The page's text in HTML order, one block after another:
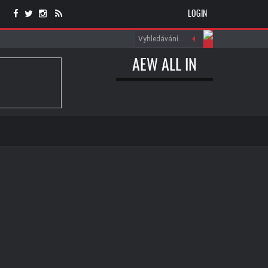
LOGIN
AEW ALL IN